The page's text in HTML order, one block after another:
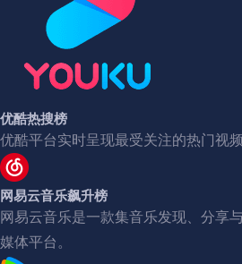
优酷热搜榜
优酷平台实时呈现最受关注的热门视频
网易云音乐飙升榜
网易云音乐是一款集音乐发现、分享
媒体平台。